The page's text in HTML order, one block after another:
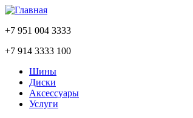
+7 951 004 3333
+7 914 3333 100
Шины
Диски
Аксессуары
Услуги